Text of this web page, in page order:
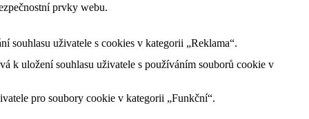
prvky webu.
souhlasu uživatele s cookies v kategorii „Reklama“.
k uložení souhlasu uživatele s používáním souborů cookie v
pro soubory cookie v kategorii „Funkční“.